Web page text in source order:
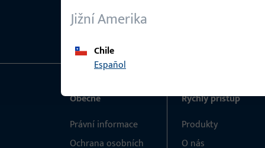
Jižní Amerika
Chile
Español
Obecné
Právní informace
Ochrana osobních
Rychlý přístup
Produkty
O nás